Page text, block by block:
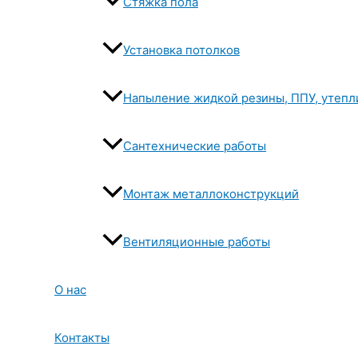
Установка потолков
Напыление жидкой резины, ППУ,
Сантехнические работы
Монтаж металлоконструкций
Вентиляционные работы
О нас
Контакты